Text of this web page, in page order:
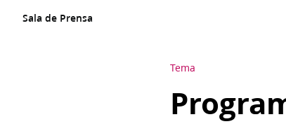
Sala de Prensa
Tema